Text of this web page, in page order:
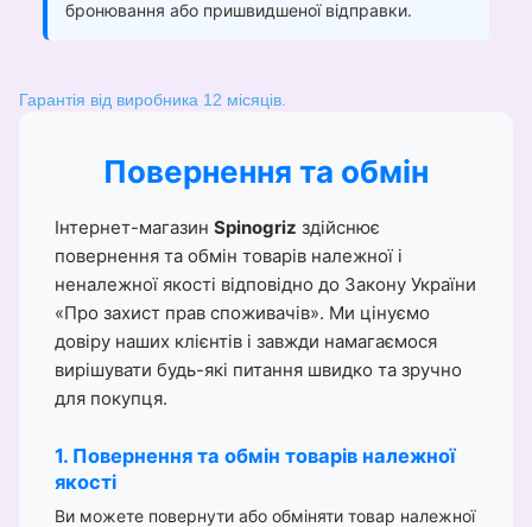
бронювання або пришвидшеної відправки.
Гарантія від виробника 12 місяців.
Повернення та обмін
Інтернет-магазин Spinogriz здійснює
повернення та обмін товарів належної і
неналежної якості відповідно до Закону України
«Про захист прав споживачів». Ми цінуємо
довіру наших клієнтів і завжди намагаємося
вирішувати будь-які питання швидко та зручно
для покупця.
1. Повернення та обмін товарів належної
якості
Ви можете повернути або обміняти товар належної